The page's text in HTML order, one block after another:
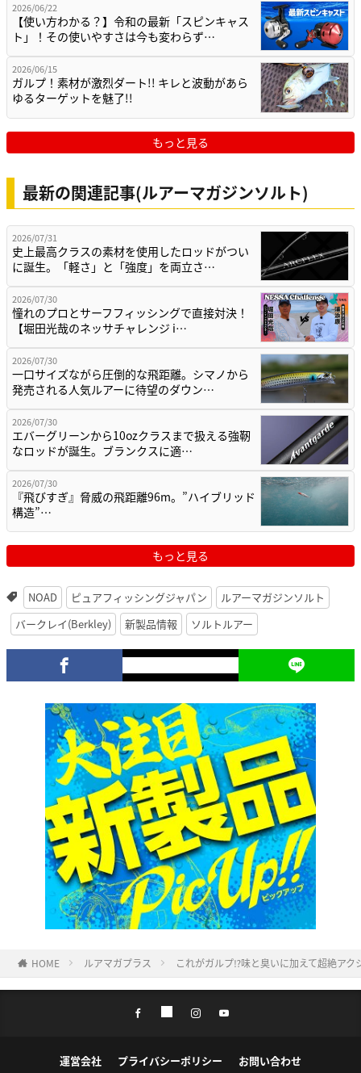
2026/06/22
【使い方わかる？】令和の最新「スピンキャス
ト」！その使いやすさは今も変わらず…
2026/06/15
ガルプ！素材が激烈ダート!! キレと波動があら
ゆるターゲットを魅了!!
もっと見る
最新の関連記事(ルアーマガジンソルト)
2026/07/31
史上最高クラスの素材を使用したロッドがつい
に誕生。「軽さ」と「強度」を両立さ…
2026/07/30
憧れのプロとサーフフィッシングで直接対決！
【堀田光哉のネッサチャレンジ i…
2026/07/30
一口サイズながら圧倒的な飛距離。シマノから
発売される人気ルアーに待望のダウン…
2026/07/30
エバーグリーンから10ozクラスまで扱える強靭
なロッドが誕生。ブランクスに適…
2026/07/30
『飛びすぎ』脅威の飛距離96m。”ハイブリッド
構造”…
もっと見る
NOAD ピュアフィッシングジャパン
ルアーマガジンソルト
バークレイ(Berkley)
新製品情報 ソルトルアー
HOME ルアマガプラス これがガルプ⁉味と臭いに加えて超絶ア
運営会社 プライバシーポリシー お問い合わせ